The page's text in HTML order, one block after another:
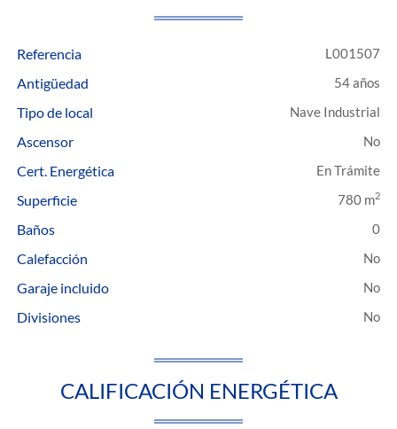
Referencia L001507
Antigüedad 54 años
Tipo de local Nave Industrial
Ascensor
Cert. Energética
En Trámite
Superficie 780 m2
Baños 0
Calefacción
Garaje incluido
Divisiones
CALIFICACIÓN ENERGÉTICA